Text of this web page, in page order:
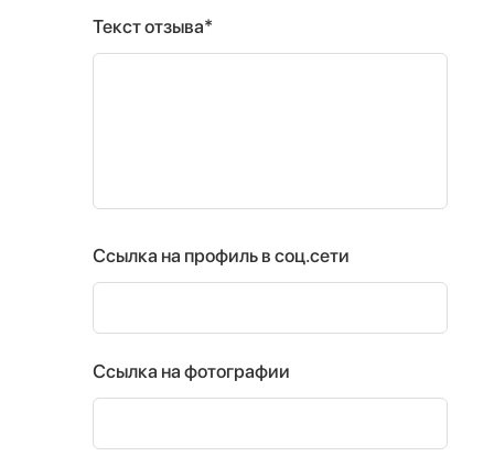
Текст отзыва*
Ссылка на профиль в соц.сети
Ссылка на фотографии